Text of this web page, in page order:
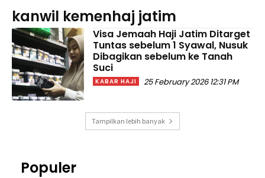
kanwil kemenhaj jatim
Visa Jemaah Haji Jatim Ditarget
Tuntas sebelum 1 Syawal, Nusuk
Dibagikan sebelum ke Tanah
Suci
KABAR HAJI 25 February 2026 12:31 PM
Tampilkan lebih banyak
Populer